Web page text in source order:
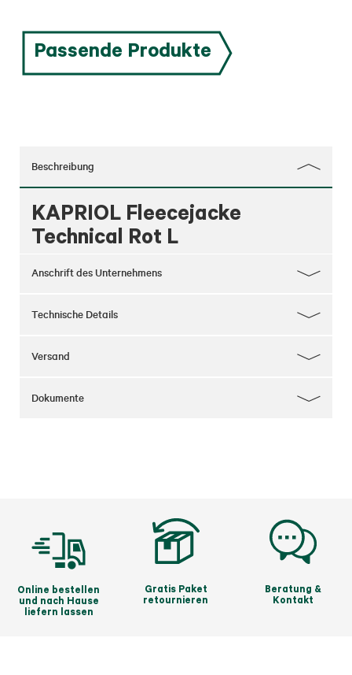
Passende Produkte
Beschreibung
KAPRIOL Fleecejacke
Technical Rot L
Anschrift des Unternehmens
Technische Details
Versand
Dokumente
Online bestellen
und nach Hause
liefern lassen
Gratis Paket
retournieren
Beratung &
Kontakt